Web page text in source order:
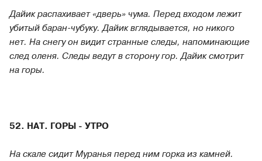
Дайик распахивает «дверь» чума. Перед входом лежит
убитый баран-чубуку. Дайик вглядывается, но никого
нет. На снегу он видит странные следы, напоминающие
след оленя. Следы ведут в сторону гор. Дайик смотрит
на горы.
52. НАТ. ГОРЫ - УТРО
На скале сидит Муранья перед ним горка из камней.